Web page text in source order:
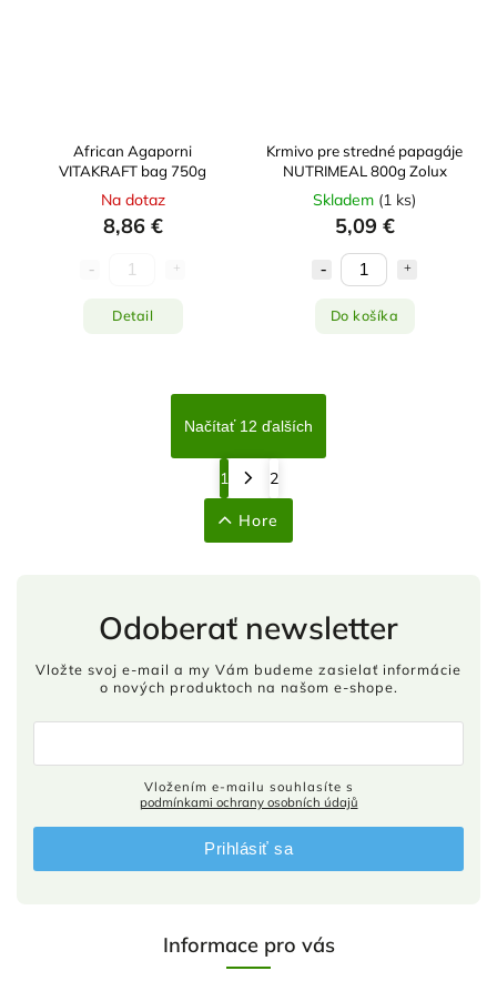
African Agaporni
VITAKRAFT bag 750g
Na dotaz
8,86 €
Detail
Krmivo pre stredné papagáje
NUTRIMEAL 800g Zolux
Skladem (1 ks)
5,09 €
Do košíka
Načítať 12 ďalších
1 2
Hore
Informace pro vás
Odoberať newsletter
Vložte svoj e-mail a my Vám budeme zasielať informácie
o nových produktoch na našom e-shope.
podmínkami ochrany osobních údajů
Prihlásiť sa